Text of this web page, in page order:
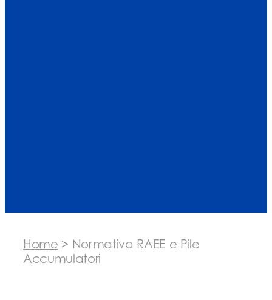
Home > Normativa RAEE e Pile
Accumulatori